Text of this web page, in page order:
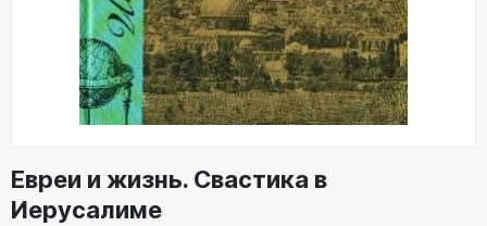
Евреи и жизнь. Свастика в
Иерусалиме